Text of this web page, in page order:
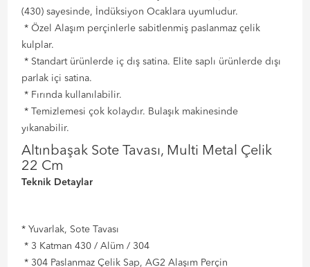
(430) sayesinde, İndüksiyon Ocaklara uyumludur.
* Özel Alaşım perçinlerle sabitlenmiş paslanmaz çelik
kulplar.
* Standart ürünlerde iç dış satina. Elite saplı ürünlerde dışı
parlak içi satina.
* Fırında kullanılabilir.
* Temizlemesi çok kolaydır. Bulaşık makinesinde
yıkanabilir.
Altınbaşak Sote Tavası, Multi Metal Çelik
22 Cm
Teknik Detaylar
* Yuvarlak, Sote Tavası
* 3 Katman 430 / Alüm / 304
* 304 Paslanmaz Çelik Sap, AG2 Alaşım Perçin